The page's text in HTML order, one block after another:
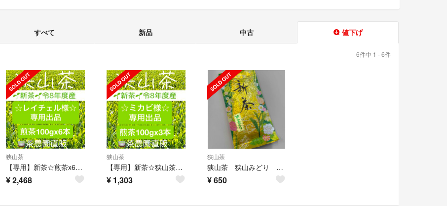
すべて 新品 中古 値下げ
6件中 1 - 6件
狭山茶
【専用】新茶☆煎茶x6本(令8年産)一番茶☆深蒸し緑茶☆日本茶☆お茶☆狭山茶
¥2,468
狭山茶
【専用】新茶☆狭山茶☆茶畑直販 煎茶3本(令8年産)一番茶深蒸し茶緑茶日本茶お茶
¥ 1,303
狭山茶
狭山茶 狭山みどり 新茶 85g
¥650